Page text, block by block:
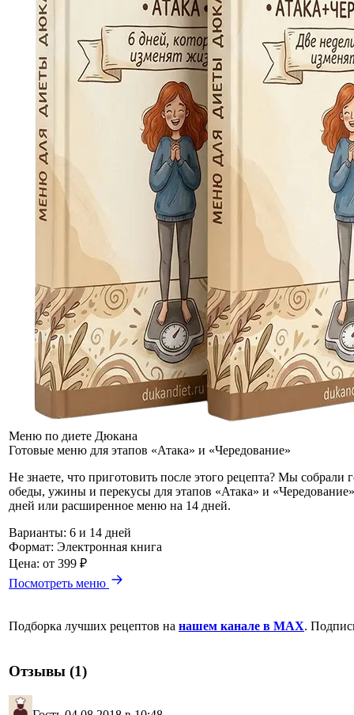
Меню по диете Дюкана
Готовые меню для этапов «Атака» и «Чередование»
Не знаете, что приготовить после этого рецепта? Мы
обеды, ужины и перекусы для этапов «Атака» и
дней или расширенное меню на 14 дней.
Варианты: 6 и 14 дней
Формат: Электронная книга
Цена: от 399 ₽
Посмотреть меню
Подборка лучших рецептов на нашем канале в MAX.
Отзывы (1)